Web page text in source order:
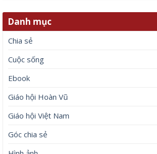
Danh mục
Chia sẻ
Cuộc sống
Ebook
Giáo hội Hoàn Vũ
Giáo hội Việt Nam
Góc chia sẻ